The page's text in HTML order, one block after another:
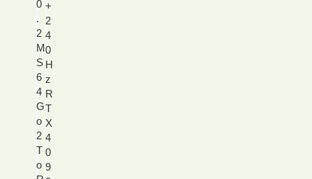
0
.
2
M
S
6
4
G
o
2
T
o
+
2
4
0
H
z
R
T
X
4
0
9